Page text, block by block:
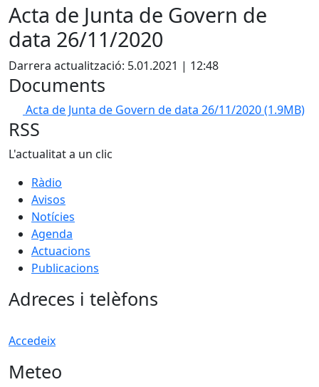
Acta de Junta de Govern de
data 26/11/2020
Darrera actualització: 5.01.2021 | 12:48
Documents
Acta de Junta de Govern de data 26/11/2020(1.9MB)
RSS
L'actualitat a un clic
Ràdio
Avisos
Notícies
Agenda
Actuacions
Publicacions
Adreces i telèfons
Accedeix
Meteo